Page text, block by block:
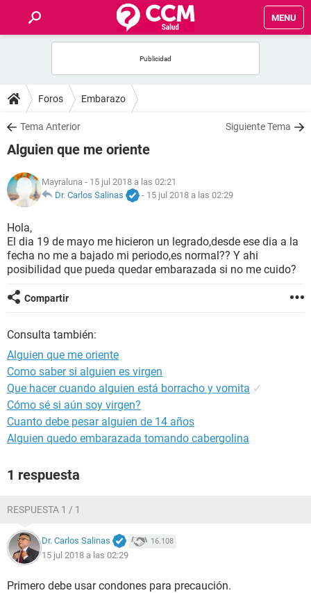
MENU
FOROS
SALUD
FAMILIA
NUTRICIÓN
BIENESTAR
SEXUALIDAD
GLOSARIO
Foros Embarazo
Tema Anterior Siguiente Tema
Alguien que me oriente
Mayraluna - 15 jul 2018 a las 02:21
Dr. Carlos Salinas
- 15 jul 2018 a las 02:29
Hola,
El dia 19 de mayo me hicieron un legrado,desde ese dia a la
fecha no me a bajado mi periodo,es normal?? Y ahi
posibilidad que pueda quedar embarazada si no me cuido?
Compartir
Consulta también:
Alguien que me oriente
Como saber si alguien es virgen
Que hacer cuando alguien está borracho y vomita ✓
Cómo sé si aún soy virgen?
Cuanto debe pesar alguien de 14 años
Alguien quedo embarazada tomando cabergolina
1 respuesta
RESPUESTA 1 / 1
Dr. Carlos Salinas 16.108
15 jul 2018 a las 02:29
Primero debe usar condones para precaución.